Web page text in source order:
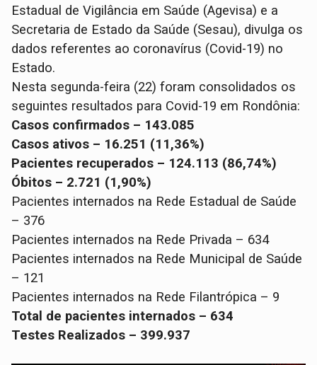
Estadual de Vigilância em Saúde (Agevisa) e a
Secretaria de Estado da Saúde (Sesau), divulga os
dados referentes ao coronavírus (Covid-19) no
Estado.
Nesta segunda-feira (22) foram consolidados os
seguintes resultados para Covid-19 em Rondônia:
Casos confirmados – 143.085
Casos ativos – 16.251 (11,36%)
Pacientes recuperados – 124.113 (86,74%)
Óbitos – 2.721 (1,90%)
Pacientes internados na Rede Estadual de Saúde
– 376
Pacientes internados na Rede Privada – 634
Pacientes internados na Rede Municipal de Saúde
– 121
Pacientes internados na Rede Filantrópica – 9
Total de pacientes internados – 634
Testes Realizados – 399.937